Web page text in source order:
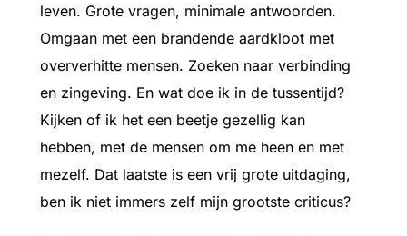
leven. Grote vragen, minimale antwoorden.
Omgaan met een brandende aardkloot met
oververhitte mensen. Zoeken naar verbinding
en zingeving. En wat doe ik in de tussentijd?
Kijken of ik het een beetje gezellig kan
hebben, met de mensen om me heen en met
mezelf. Dat laatste is een vrij grote uitdaging,
ben ik niet immers zelf mijn grootste criticus?